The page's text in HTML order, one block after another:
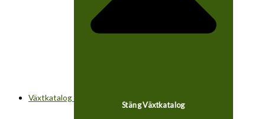
Växtkatalog
Stäng Växtkatalog